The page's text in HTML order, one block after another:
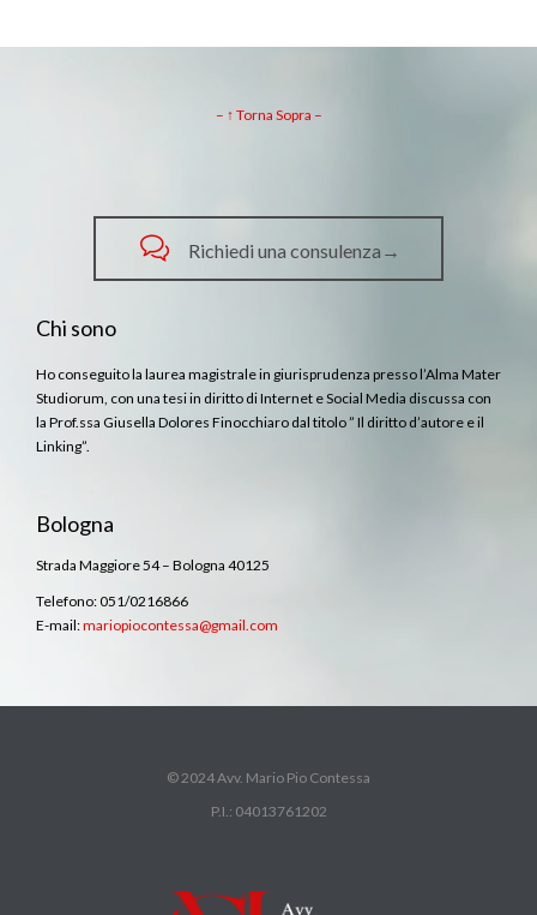
– ↑ Torna Sopra –
 Richiedi una consulenza→
Chi sono
Ho conseguito la laurea magistrale in giurisprudenza presso l’Alma Mater
Studiorum, con una tesi in diritto di Internet e Social Media discussa con
la Prof.ssa Giusella Dolores Finocchiaro dal titolo ” Il diritto d’autore e il
Linking”.
Bologna
Strada Maggiore 54 – Bologna 40125
Telefono: 051/0216866
E-mail:mariopiocontessa@gmail.com
© 2024 Avv. Mario Pio Contessa
P.I.: 04013761202